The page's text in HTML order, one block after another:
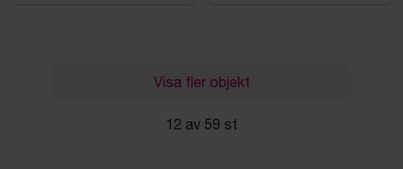
Visa fler objekt
12 av 59 st